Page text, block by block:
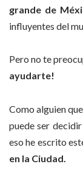
grande de
influyentes del
Pero no te
ayudarte!
Como alguien
puede ser
eso he escrito
en la Ciudad.